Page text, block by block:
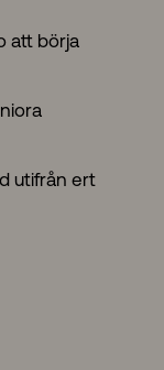
att börja
utifrån ert